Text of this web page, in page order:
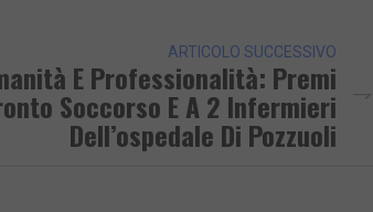
ARTICOLO SUCCESSIVO
E Professionalità: Premi
Soccorso E A 2 Infermieri
Dell’ospedale Di Pozzuoli